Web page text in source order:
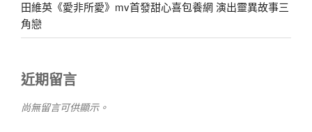
田維英《愛非所愛》mv首發甜心喜包養網 演出靈異故事三
角戀
近期留言
尚無留言可供顯示。